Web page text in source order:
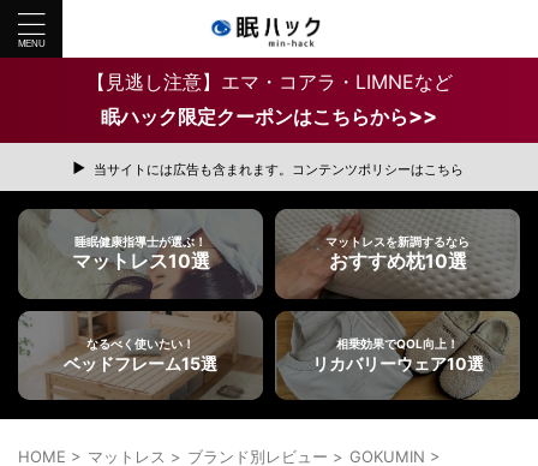
【見逃し注意】エマ・コアラ・LIMNEなど
眠ハック限定クーポンはこちらから>>
当サイトには広告も含まれます。コンテンツポリシーはこちら
睡眠健康指導士が選ぶ！
マットレス10選
マットレスを新調するなら
おすすめ枕10選
なるべく使いたい！
ベッドフレーム15選
相乗効果でQOL向上！
リカバリーウェア10選
HOME > マットレス > ブランド別レビュー > GOKUMIN >